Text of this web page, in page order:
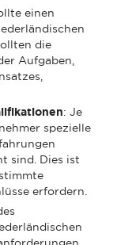
einen
die
Aufgaben,
: Je
spezielle
sind. Dies ist
erfordern.